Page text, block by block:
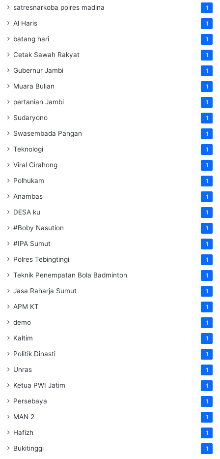
satresnarkoba polres madina 1
Al Haris 1
batang hari 1
Cetak Sawah Rakyat 1
Gubernur Jambi 1
Muara Bulian 1
pertanian Jambi 1
Sudaryono 1
Swasembada Pangan 1
Teknologi 1
Viral Cirahong 1
Polhukam 1
Anambas 1
DESA ku 1
#Boby Nasution 1
#IPA Sumut 1
Polres Tebingtingi 1
Teknik Penempatan Bola Badminton 1
Jasa Raharja Sumut 1
APM KT 1
demo 1
Kaltim 1
Politik Dinasti 1
Unras 1
Ketua PWI Jatim 1
Persebaya 1
MAN 2 1
Hafizh 1
Bukitinggi 1